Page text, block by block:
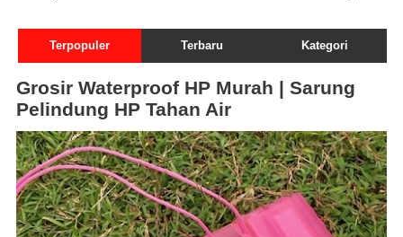
Terpopuler Terbaru Kategori
Grosir Waterproof HP Murah | Sarung
Pelindung HP Tahan Air